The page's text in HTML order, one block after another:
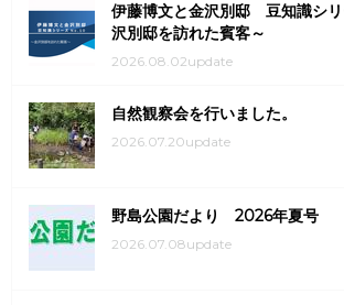
伊藤博文と金沢別邸 豆知識シ
沢別邸を訪れた賓客～
2026.08.02update
自然観察会を行いました。
2026.07.20update
野島公園だより 2026年夏号
2026.07.08update